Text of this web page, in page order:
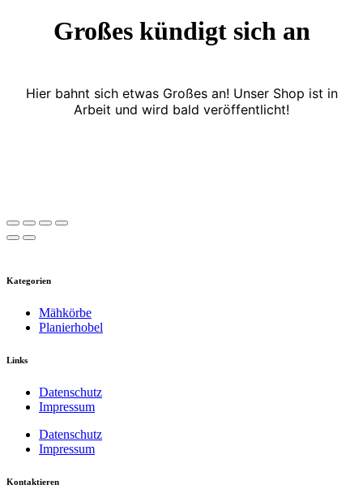
Großes kündigt sich an
Hier bahnt sich etwas Großes an! Unser Shop ist in
Arbeit und wird bald veröffentlicht!
Kategorien
Mähkörbe
Planierhobel
Links
Datenschutz
Impressum
Datenschutz
Impressum
Kontaktieren